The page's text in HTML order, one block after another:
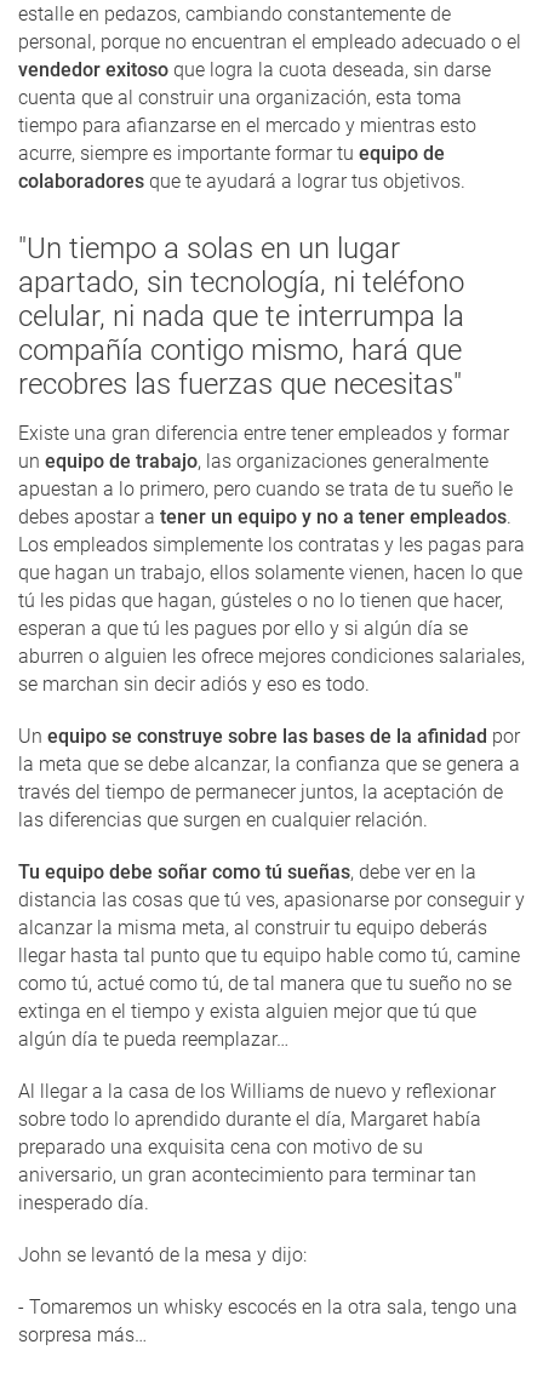
estalle en pedazos, cambiando constantemente de
personal, porque no encuentran el empleado adecuado o el
vendedor exitoso que logra la cuota deseada, sin darse
cuenta que al construir una organización, esta toma
tiempo para afianzarse en el mercado y mientras esto
acurre, siempre es importante formar tu equipo de
colaboradores que te ayudará a lograr tus objetivos.
"Un tiempo a solas en un lugar
apartado, sin tecnología, ni teléfono
celular, ni nada que te interrumpa la
compañía contigo mismo, hará que
recobres las fuerzas que necesitas"
Existe una gran diferencia entre tener empleados y formar
un equipo de trabajo, las organizaciones generalmente
apuestan a lo primero, pero cuando se trata de tu sueño le
debes apostar a tener un equipo y no a tener empleados.
Los empleados simplemente los contratas y les pagas para
que hagan un trabajo, ellos solamente vienen, hacen lo que
tú les pidas que hagan, gústeles o no lo tienen que hacer,
esperan a que tú les pagues por ello y si algún día se
aburren o alguien les ofrece mejores condiciones salariales,
se marchan sin decir adiós y eso es todo.
Un equipo se construye sobre las bases de la afinidad por
la meta que se debe alcanzar, la confianza que se genera a
través del tiempo de permanecer juntos, la aceptación de
las diferencias que surgen en cualquier relación.
Tu equipo debe soñar como tú sueñas, debe ver en la
distancia las cosas que tú ves, apasionarse por conseguir y
alcanzar la misma meta, al construir tu equipo deberás
llegar hasta tal punto que tu equipo hable como tú, camine
como tú, actué como tú, de tal manera que tu sueño no se
extinga en el tiempo y exista alguien mejor que tú que
algún día te pueda reemplazar…
Al llegar a la casa de los Williams de nuevo y reflexionar
sobre todo lo aprendido durante el día, Margaret había
preparado una exquisita cena con motivo de su
aniversario, un gran acontecimiento para terminar tan
inesperado día.
John se levantó de la mesa y dijo:
- Tomaremos un whisky escocés en la otra sala, tengo una
sorpresa más…